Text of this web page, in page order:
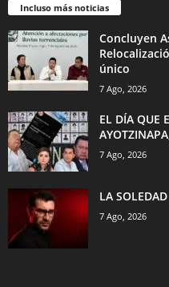
Incluso más noticias
Concluyen
único
7 Ago, 2026
EL DÍA QUE
7 Ago, 2026
LA
7 Ago, 2026